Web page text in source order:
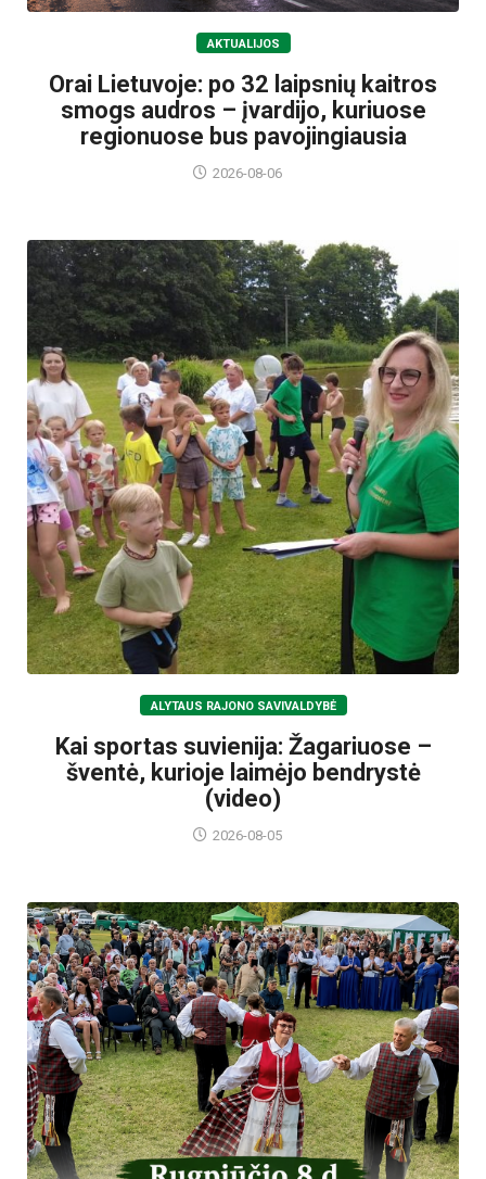
AKTUALIJOS
Orai Lietuvoje: po 32 laipsnių kaitros
smogs audros – įvardijo, kuriuose
regionuose bus pavojingiausia
2026-08-06
ALYTAUS RAJONO SAVIVALDYBĖ
Kai sportas suvienija: Žagariuose –
šventė, kurioje laimėjo bendrystė
(video)
2026-08-05